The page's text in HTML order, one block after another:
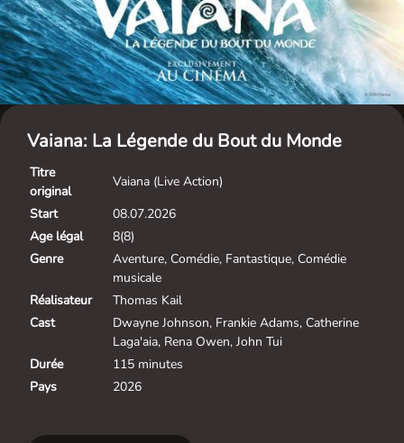
Vaiana: La Légende du Bout du Monde
Titre
original
Vaiana (Live Action)
Start
08.07.2026
Age légal
8(8)
Genre
Aventure, Comédie, Fantastique, Comédie
musicale
Réalisateur
Thomas Kail
Cast
Dwayne Johnson, Frankie Adams, Catherine
Laga'aia, Rena Owen, John Tui
Durée
115 minutes
Pays
2026